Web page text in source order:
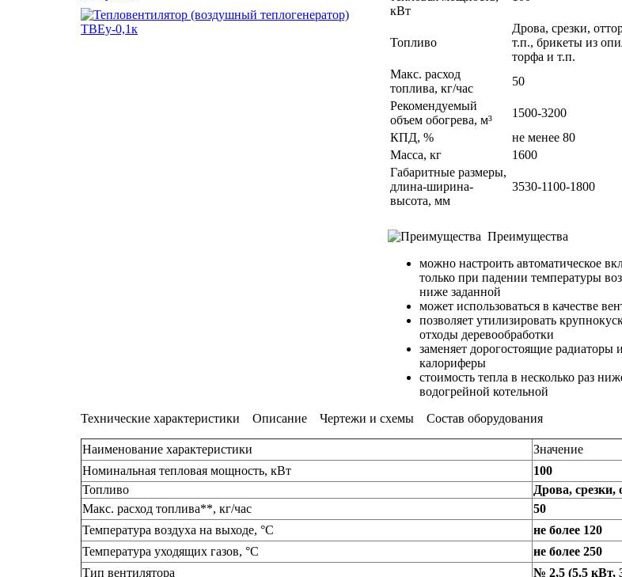
кВт
Топливо
Дрова, срезки,
т.п., брикеты из
торфа и т.п.
Макс. расход
топлива, кг/час
50
Рекомендуемый
объем обогрева, м³
1500-3200
КПД, %
не менее 80
Масса, кг
1600
Габаритные размеры,
длина-ширина-
высота, мм
3530-1100-1800
Преимущества
можно настроить автоматическое
только при падении температуры
ниже заданной
может использоваться в качестве
позволяет утилизировать
отходы деревообработки
заменяет дорогостоящие радиаторы и
калориферы
стоимость тепла в несколько раз
водогрейной котельной
Технические характеристики Описание Чертежи и схемы Состав оборудования
Наименование характеристики
Значение
Номинальная тепловая мощность, кВт
100
Топливо
Дрова,
Макс. расход топлива**, кг/час
50
Температура воздуха на выходе, °C
не более 120
Температура уходящих газов, °C
не более 250
Тип вентилятора
№ 2,5 (5.5 кВт,